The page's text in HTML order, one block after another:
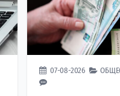
07-08-2026